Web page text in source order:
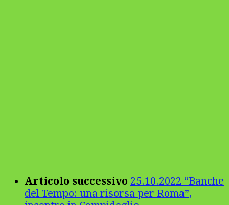
Articolo successivo 25.10.2022 “Banche
del Tempo: una risorsa per Roma”,